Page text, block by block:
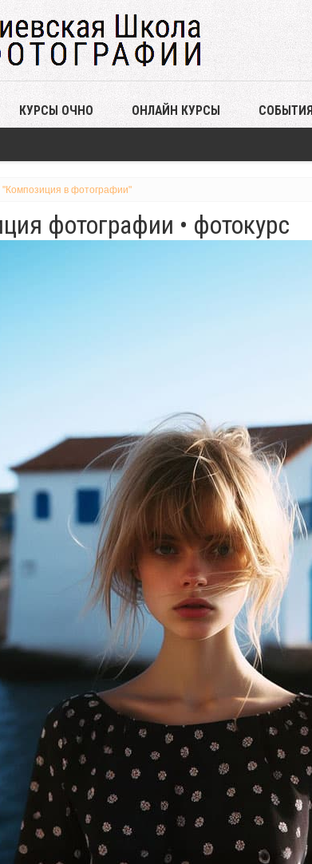
КУРСЫ ОЧНО ОНЛАЙН КУРСЫ СОБЫТИЯ
"Композиция в фотографии"
фотографии • фотокурс